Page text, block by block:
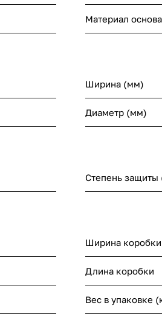
Материал
Ширина (мм)
Диаметр (мм)
Степень защиты
Ширина
Длина коробки
Вес в упаковке